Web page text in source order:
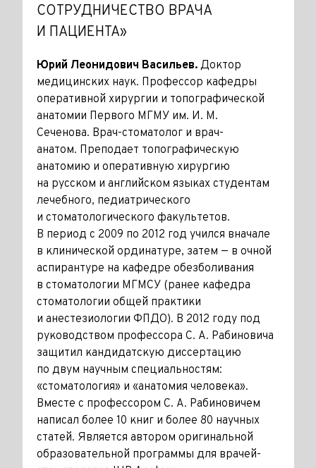
СОТРУДНИЧЕСТВО ВРАЧА
И ПАЦИЕНТА»
Юрий Леонидович Васильев.Доктор
медицинских наук. Профессор кафедры
оперативной хирургии и топографической
анатомии Первого МГМУ им. И. М.
Сеченова. Врач-стоматолог и врач-
анатом. Преподает топографическую
анатомию и оперативную хирургию
на русском и английском языках студентам
лечебного, педиатрического
и стоматологического факультетов.
В период с 2009 по 2012 год учился вначале
в клинической ординатуре, затем — в очной
аспирантуре на кафедре обезболивания
в стоматологии МГМСУ (ранее кафедра
стоматологии общей практики
и анестезиологии ФПДО). В 2012 году под
руководством профессора С. А. Рабиновича
защитил кандидатскую диссертацию
по двум научным специальностям:
«стоматология» и «анатомия человека».
Вместе с профессором С. А. Рабиновичем
написал более 10 книг и более 80 научных
статей. Является автором оригинальной
образовательной программы для врачей-